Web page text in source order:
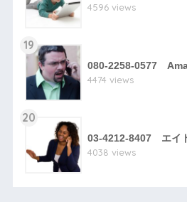
4596 views
19
080-2258-0577
4474 views
20
03-4212-8407 エイ
4038 views